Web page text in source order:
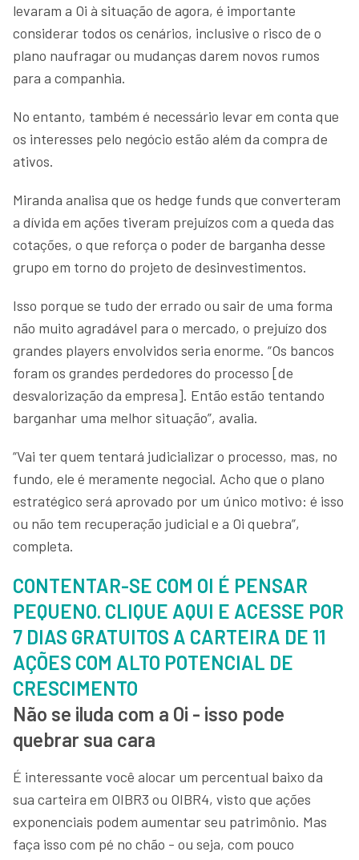
levaram a Oi à situação de agora, é importante
considerar todos os cenários, inclusive o risco de o
plano naufragar ou mudanças darem novos rumos
para a companhia.
No entanto, também é necessário levar em conta que
os interesses pelo negócio estão além da compra de
ativos.
Miranda analisa que os hedge funds que converteram
a dívida em ações tiveram prejuízos com a queda das
cotações, o que reforça o poder de barganha desse
grupo em torno do projeto de desinvestimentos.
Isso porque se tudo der errado ou sair de uma forma
não muito agradável para o mercado, o prejuízo dos
grandes players envolvidos seria enorme. “Os bancos
foram os grandes perdedores do processo [de
desvalorização da empresa]. Então estão tentando
barganhar uma melhor situação”, avalia.
“Vai ter quem tentará judicializar o processo, mas, no
fundo, ele é meramente negocial. Acho que o plano
estratégico será aprovado por um único motivo: é isso
ou não tem recuperação judicial e a Oi quebra”,
completa.
CONTENTAR-SE COM OI É PENSAR
PEQUENO. CLIQUE AQUI E ACESSE POR
7 DIAS GRATUITOS A CARTEIRA DE 11
AÇÕES COM ALTO POTENCIAL DE
CRESCIMENTO
Não se iluda com a Oi - isso pode
quebrar sua cara
É interessante você alocar um percentual baixo da
sua carteira em OIBR3 ou OIBR4, visto que ações
exponenciais podem aumentar seu patrimônio. Mas
faça isso com pé no chão - ou seja, com pouco